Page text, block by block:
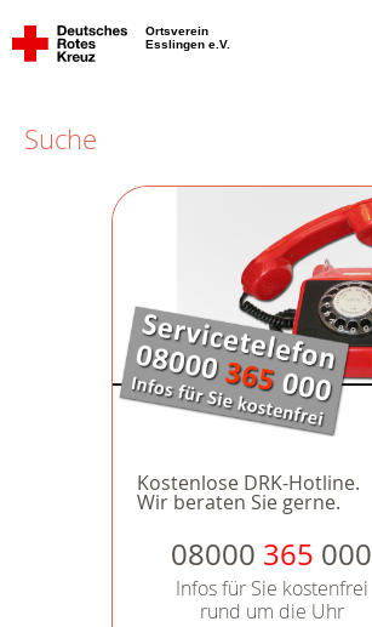
Ortsverein
Esslingen e.V.
Suche
Kostenlose DRK-Hotline.
Wir beraten Sie gerne.
08000 365 000
Infos für Sie kostenfrei
rund um die Uhr